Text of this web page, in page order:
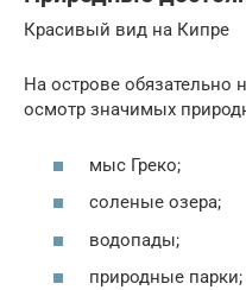
Красивый вид на Кипре
На острове
осмотр значимых
мыс Греко;
соленые озера;
водопады;
природные парки;